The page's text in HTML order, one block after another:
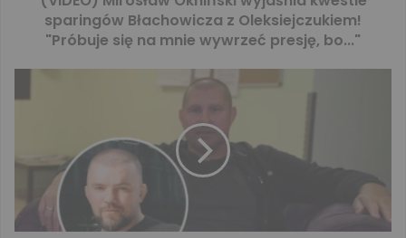
sparingów Błachowicza z Oleksiejczukiem!
"Próbuje się na mnie wywrzeć presję, bo..."